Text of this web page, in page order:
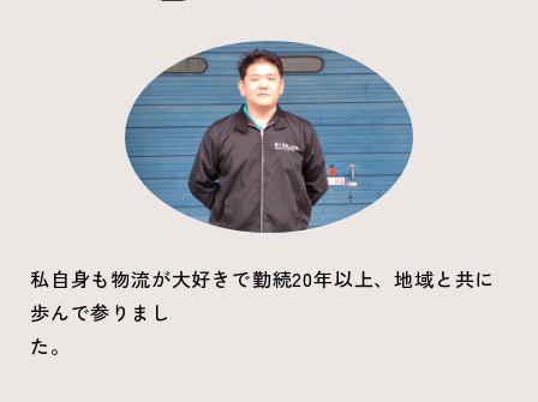
私自身も物流が大好きで勤続20年以上、地域と共に
歩んで参りまし
た。